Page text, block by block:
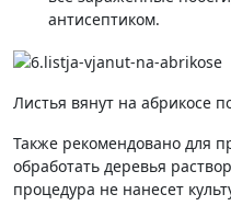
антисептиком.
Листья вянут на абрикосе
Также рекомендовано для
обработать деревья
процедура не нанесет